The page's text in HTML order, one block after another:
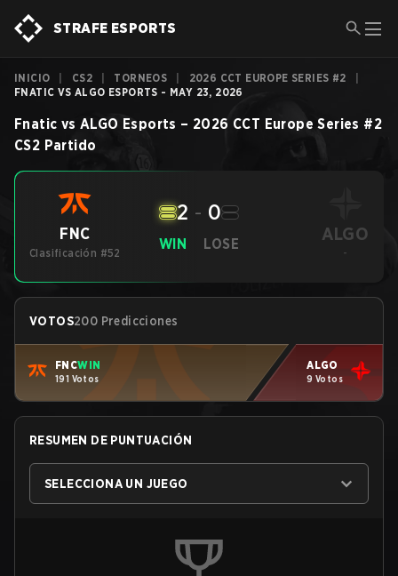
STRAFE ESPORTS
INICIO CS2 TORNEOS 2026 CCT EUROPE SERIES #2
FNATIC VS ALGO ESPORTS - MAY 23, 2026
Fnatic vs ALGO Esports – 2026 CCT Europe Series #2
CS2 Partido
FNC
Clasificación #52
WIN
2 - 0
LOSE ALGO
-
VOTOS200 Predicciones
FNCWIN
191 Votos
ALGO
9 Votos
RESUMEN DE PUNTUACIÓN
SELECCIONA UN JUEGO